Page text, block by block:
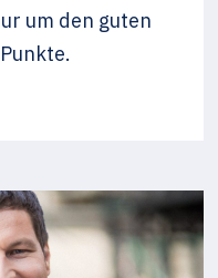
um den guten